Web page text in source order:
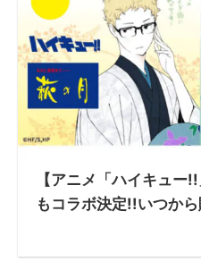
【アニメ「ハイキュー
もコラボ決定!!いつから